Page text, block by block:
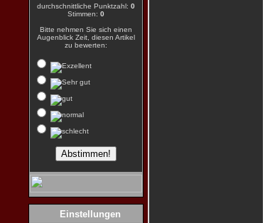
durchschnittliche Punktzahl: 0
Stimmen: 0
Bitte nehmen Sie sich einen
Augenblick Zeit, diesen Artikel
zu bewerten:
Einstellungen